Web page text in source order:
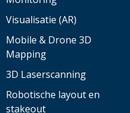
Visualisatie (AR)
Mobile & Drone 3D
Mapping
3D Laserscanning
Robotische layout en
stakeout